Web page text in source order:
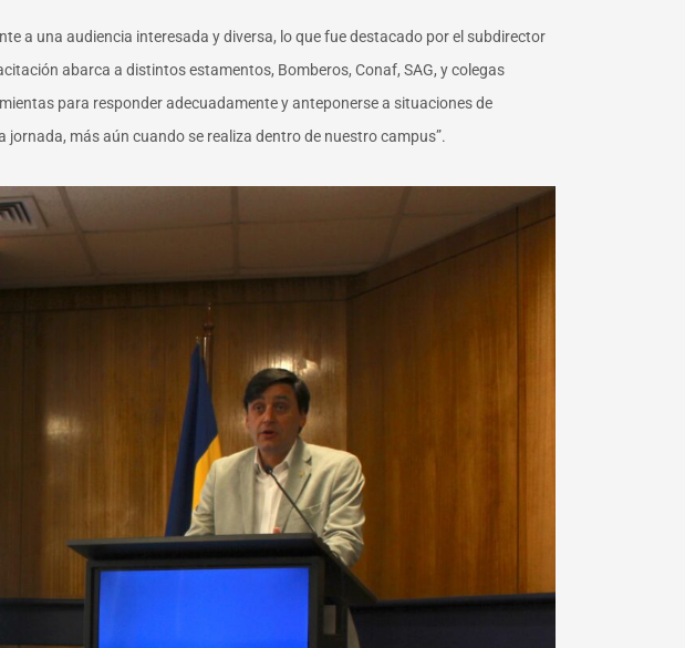
a una audiencia interesada y diversa, lo que fue destacado por el subdirector
abarca a distintos estamentos, Bomberos, Conaf, SAG, y colegas
para responder adecuadamente y anteponerse a situaciones de
más aún cuando se realiza dentro de nuestro campus”.